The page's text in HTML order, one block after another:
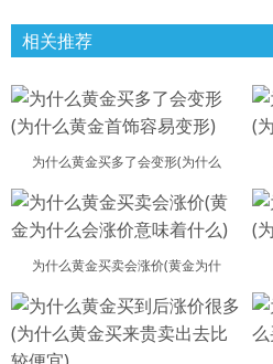
相关推荐
为什么黄金买多了会变形(为什么
为什么黄金买卖会涨价(黄金为什